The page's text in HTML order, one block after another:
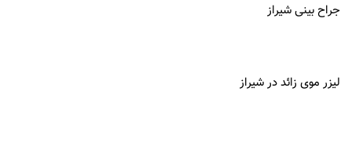
جراح بینی شیراز
لیزر موی زائد در شیراز